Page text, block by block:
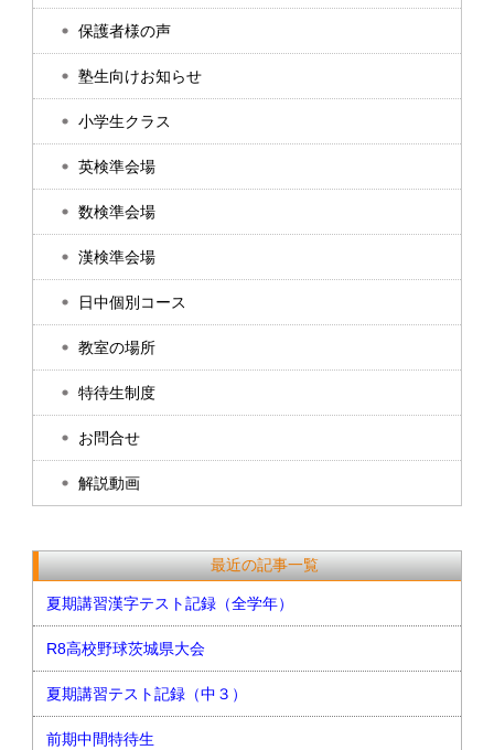
保護者様の声
塾生向けお知らせ
小学生クラス
英検準会場
数検準会場
漢検準会場
日中個別コース
教室の場所
特待生制度
お問合せ
解説動画
最近の記事一覧
夏期講習漢字テスト記録（全学年）
R8高校野球茨城県大会
夏期講習テスト記録（中３）
前期中間特待生